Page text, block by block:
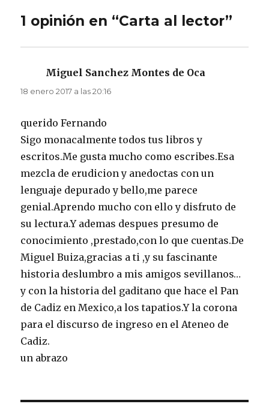
1 opinión en “Carta al lector”
Miguel Sanchez Montes de Oca
18 enero 2017 a las 20:16
querido Fernando
Sigo monacalmente todos tus libros y
escritos.Me gusta mucho como escribes.Esa
mezcla de erudicion y anedoctas con un
lenguaje depurado y bello,me parece
genial.Aprendo mucho con ello y disfruto de
su lectura.Y ademas despues presumo de
conocimiento ,prestado,con lo que cuentas.De
Miguel Buiza,gracias a ti ,y su fascinante
historia deslumbro a mis amigos sevillanos…
y con la historia del gaditano que hace el Pan
de Cadiz en Mexico,a los tapatios.Y la corona
para el discurso de ingreso en el Ateneo de
Cadiz.
un abrazo